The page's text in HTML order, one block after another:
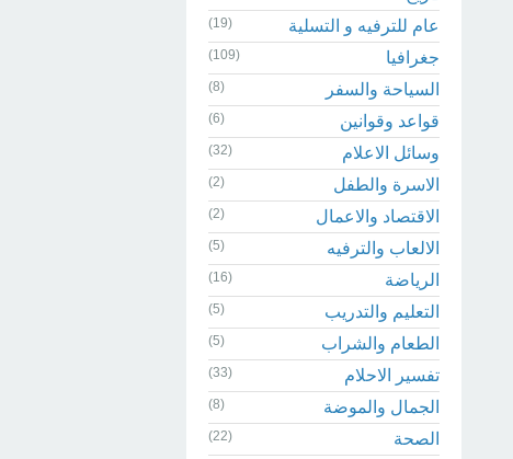
عام للترفيه و التسلية (19)
جغرافيا (109)
السياحة والسفر (8)
قواعد وقوانين (6)
وسائل الاعلام (32)
الاسرة والطفل (2)
الاقتصاد والاعمال (2)
الالعاب والترفيه (5)
الرياضة (16)
التعليم والتدريب (5)
الطعام والشراب (5)
تفسير الاحلام (33)
الجمال والموضة (8)
الصحة (22)